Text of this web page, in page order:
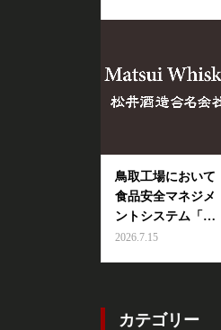
鳥取工場において
食品安全マネジメ
ントシステム「…
2026.7.15
カテゴリー